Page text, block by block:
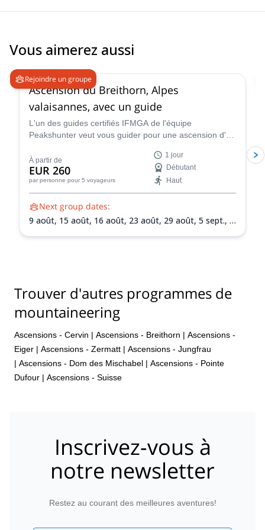
Vous aimerez aussi
Rejoindre un groupe
Ascension du Breithorn, Alpes
valaisannes, avec un guide
L'un des guides certifiés IFMGA de l'équipe
Peakshunter veut vous guider pour une ascension d'un
Alpes Pennines de la Suisse.
À partir de
EUR 260
par personne pour 5 voyageurs
1 jour
Débutant
Haut
Next group dates:
9 août, 15 août, 16 août, 23 août, 29 août, 5 sept., 6
Trouver d'autres programmes de
mountaineering
Ascensions - Cervin | Ascensions - Breithorn | Ascensions -
Eiger | Ascensions - Zermatt | Ascensions - Jungfrau
| Ascensions - Dom des Mischabel | Ascensions - Pointe
Dufour | Ascensions - Suisse
Inscrivez-vous à
notre newsletter
Restez au courant des meilleures aventures!